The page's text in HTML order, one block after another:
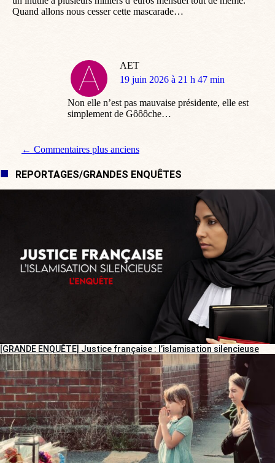
Quand allons nous cesser cette mascarade…
AET
dit
19 juin 2026 à 21 h 47 min
Non elle n’est pas mauvaise présidente, elle est
simplement de Gôôôche…
Navigation de commentaire
← Commentaires plus anciens
REPORTAGES/GRANDES ENQUÊTES
[GRANDE ENQUÊTE] Justice française : l’islamisation silencieuse